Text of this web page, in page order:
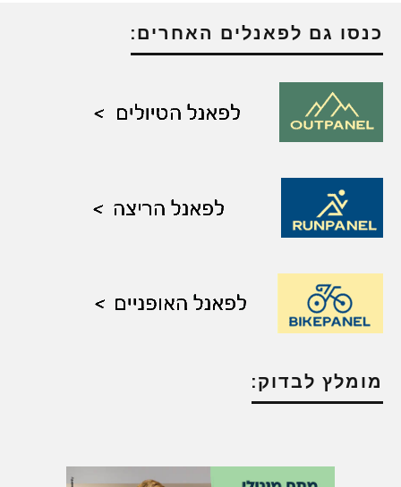
כנסו גם לפאנלים האחרים:
מומלץ לבדוק: